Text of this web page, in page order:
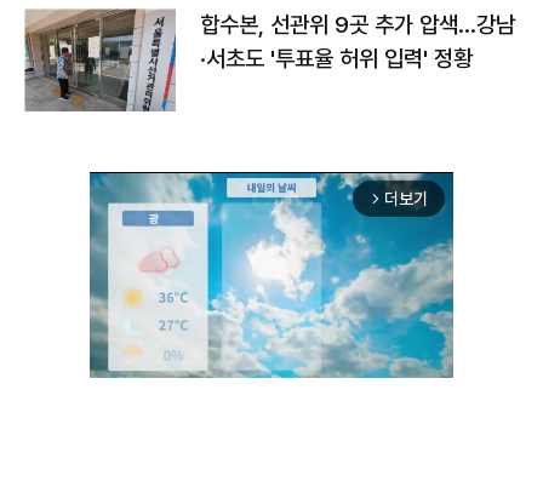
합수본, 선관위 9곳 추가 압색…강남
·서초도 '투표율 허위 입력' 정황
arrow_forward_ios 더보기